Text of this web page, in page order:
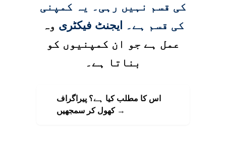
کی قسم نہیں رہی۔ یہ کمپنی
کی قسم ہے۔
ایجنٹ فیکٹری وہ
عمل ہے جو ان کمپنیوں کو
بناتا ہے۔
اس کا مطلب کیا ہے؟ پیراگراف
کھول کر سمجھیں →